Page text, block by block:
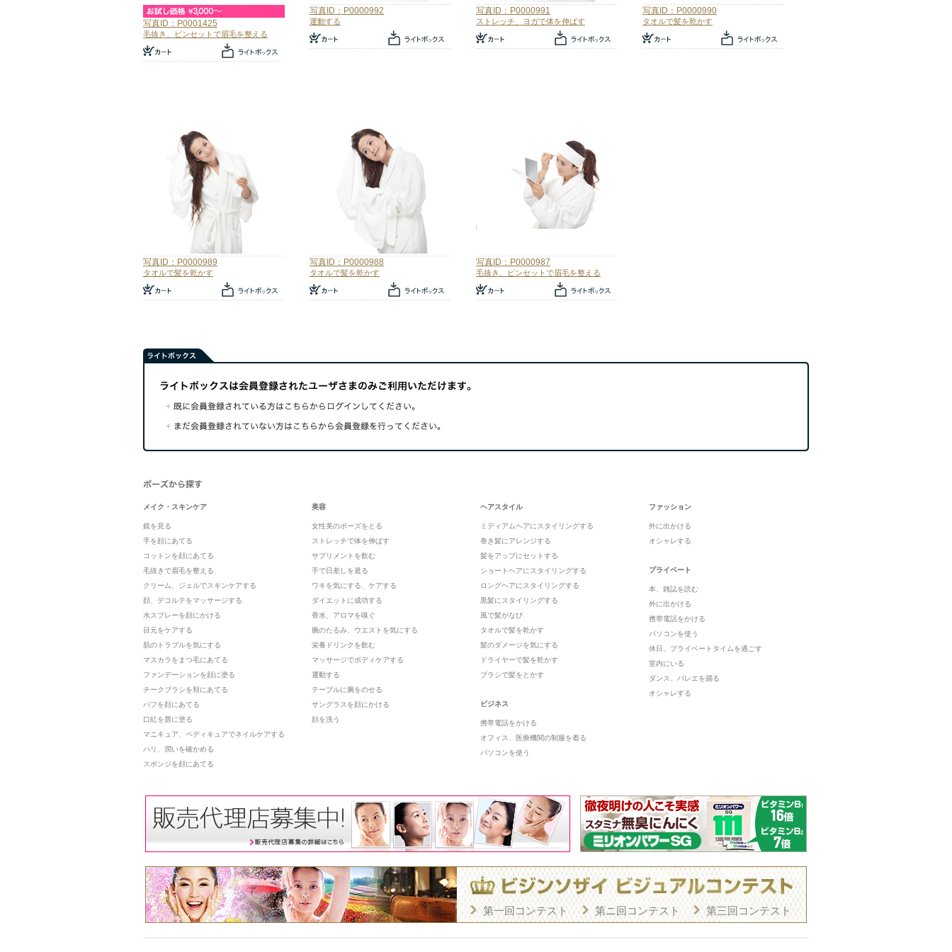
写真ID：P0001425
毛抜き、ピンセットで眉毛を整える
写真ID：P0000992
運動する
写真ID：P0000991
ストレッチ、ヨガで体を伸ばす
写真ID：P0000990
タオルで髪を乾かす
写真ID：P0000989
タオルで髪を乾かす
写真ID：P0000988
タオルで髪を乾かす
写真ID：P0000987
毛抜き、ピンセットで眉毛を整える
メイク・スキンケア
鏡を見る
手を顔にあてる
コットンを顔にあてる
毛抜きで眉毛を整える
クリーム、ジェルでスキンケアする
顔、デコルテをマッサージする
水スプレーを顔にかける
目元をケアする
肌のトラブルを気にする
マスカラをまつ毛にあてる
ファンデーションを顔に塗る
チークブラシを頬にあてる
パフを顔にあてる
口紅を唇に塗る
マニキュア、ペディキュアでネイルケアする
ハリ、潤いを確かめる
スポンジを顔にあてる
美容
女性美のポーズをとる
ストレッチで体を伸ばす
サプリメントを飲む
手で日差しを遮る
ワキを気にする、ケアする
ダイエットに成功する
香水、アロマを嗅ぐ
腕のたるみ、ウエストを気にする
栄養ドリンクを飲む
マッサージでボディケアする
運動する
テーブルに腕をのせる
サングラスを顔にかける
顔を洗う
ヘアスタイル
ミディアムヘアにスタイリングする
巻き髪にアレンジする
髪をアップにセットする
ショートヘアにスタイリングする
ロングヘアにスタイリングする
黒髪にスタイリングする
風で髪がなび
タオルで髪を乾かす
髪のダメージを気にする
ドライヤーで髪を乾かす
ブラシで髪をとかす
ビジネス
携帯電話をかける
オフィス、医療機関の制服を着る
パソコンを使う
ファッション
外に出かける
オシャレする
プライベート
本、雑誌を読む
外に出かける
携帯電話をかける
パソコンを使う
休日、プライベートタイムを過ごす
室内にいる
ダンス、バレエを踊る
オシャレする
第一回コンテスト 第ニ回コンテスト 第三回コンテスト